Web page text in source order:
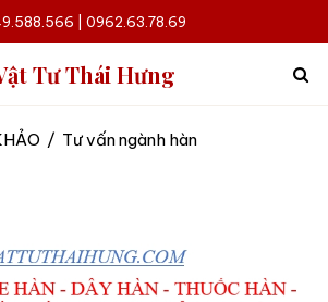
| 0962.63.78.69
Tư Thái Hưng
/ Tư vấn ngành hàn